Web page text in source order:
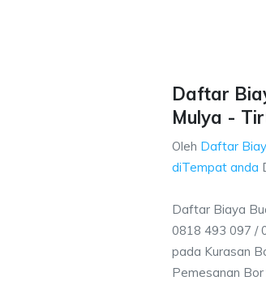
Daftar
Mulya -
Oleh Daftar
diTempat anda
Daftar Biaya
0818 493 097 /
pada Kurasan
Pemesanan